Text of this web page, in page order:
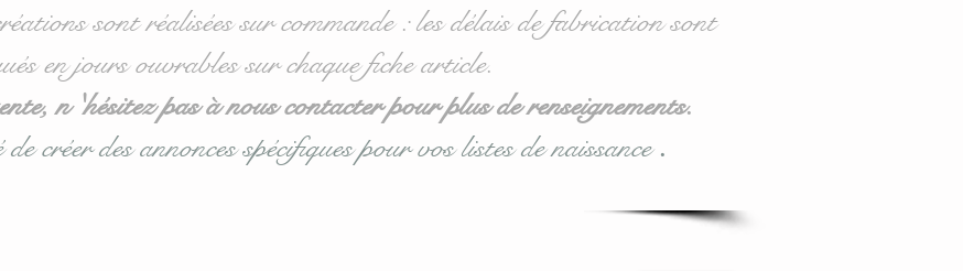
sont réalisées sur commande : les délais de fabrication sont
en jours ouvrables sur chaque fiche article.
n 'hésitez pas à nous contacter pour plus de renseignements.
créer des annonces spécifiques pour vos listes de naissance.